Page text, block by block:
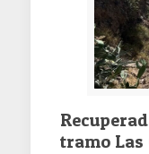
tramo Las